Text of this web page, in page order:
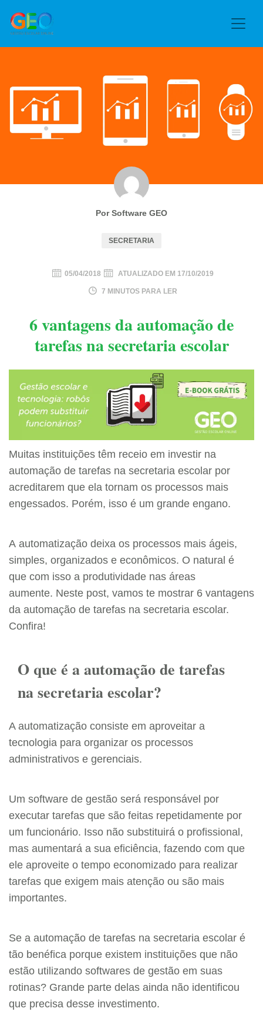
Por Software GEO
SECRETARIA
05/04/2018 ATUALIZADO EM 17/10/2019
7 MINUTOS PARA LER
6 vantagens da automação de
tarefas na secretaria escolar
Muitas instituições têm receio em investir na
automação de tarefas na secretaria escolar por
acreditarem que ela tornam os processos mais
engessados. Porém, isso é um grande engano.
A automatização deixa os processos mais ágeis,
simples, organizados e econômicos. O natural é
que com isso a produtividade nas áreas
aumente. Neste post, vamos te mostrar 6 vantagens
da automação de tarefas na secretaria escolar.
Confira!
O que é a automação de tarefas
na secretaria escolar?
A automatização consiste em aproveitar a
tecnologia para organizar os processos
administrativos e gerenciais.
Um software de gestão será responsável por
executar tarefas que são feitas repetidamente por
um funcionário. Isso não substituirá o profissional,
mas aumentará a sua eficiência, fazendo com que
ele aproveite o tempo economizado para realizar
tarefas que exigem mais atenção ou são mais
importantes.
Se a automação de tarefas na secretaria escolar é
tão benéfica porque existem instituições que não
estão utilizando softwares de gestão em suas
rotinas? Grande parte delas ainda não identificou
que precisa desse investimento.